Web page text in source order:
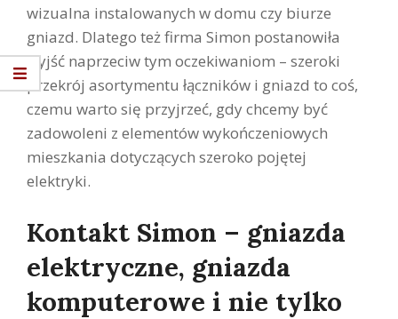
wizualna instalowanych w domu czy biurze
gniazd. Dlatego też firma Simon postanowiła
wyjść naprzeciw tym oczekiwaniom – szeroki
przekrój asortymentu łączników i gniazd to coś,
czemu warto się przyjrzeć, gdy chcemy być
zadowoleni z elementów wykończeniowych
mieszkania dotyczących szeroko pojętej
elektryki.
Kontakt Simon – gniazda
elektryczne, gniazda
komputerowe i nie tylko